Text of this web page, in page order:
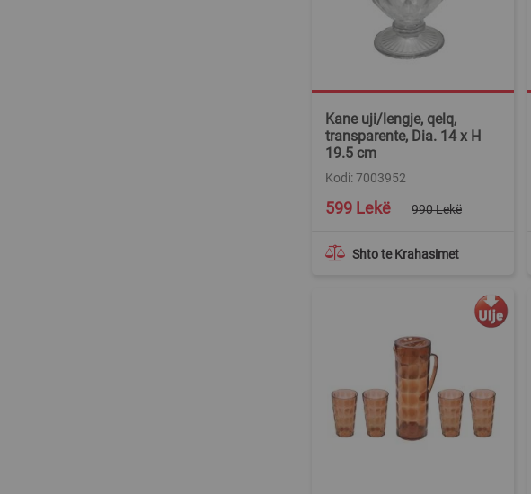
Kane uji/lengje, qelq,
transparente, Dia. 14 x H
19.5 cm
Kodi: 7003952
Shto te Krahasimet
Special
Price
599 Lekë 990 Lekë